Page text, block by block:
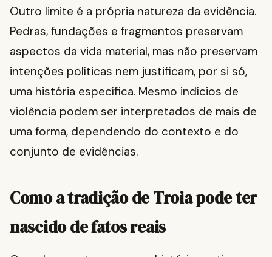
Outro limite é a própria natureza da evidência.
Pedras, fundações e fragmentos preservam
aspectos da vida material, mas não preservam
intenções políticas nem justificam, por si só,
uma história específica. Mesmo indícios de
violência podem ser interpretados de mais de
uma forma, dependendo do contexto e do
conjunto de evidências.
Como a tradição de Troia pode ter
nascido de fatos reais